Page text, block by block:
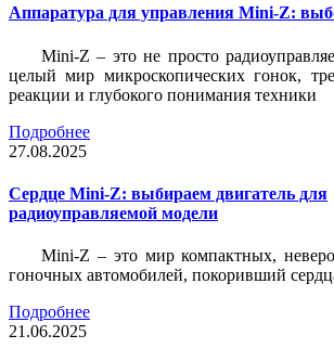
Аппаратура для управления Mini-Z:
Mini-Z – это не просто
целый мир микроскопических гонок,
реакции и глубокого понимания техники
Подробнее
27.08.2025
Сердце Mini-Z: выбираем двигатель для
радиоуправляемой модели
Mini-Z – это мир компактных,
гоночных автомобилей, покоривший
Подробнее
21.06.2025